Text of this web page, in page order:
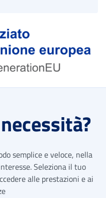
semplice e veloce, nella
Seleziona il tuo
alle prestazioni e ai